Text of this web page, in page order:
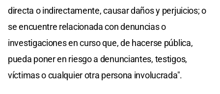
directa o indirectamente, causar daños y perjuicios; o
se encuentre relacionada con denuncias o
investigaciones en curso que, de hacerse pública,
pueda poner en riesgo a denunciantes, testigos,
víctimas o cualquier otra persona involucrada".